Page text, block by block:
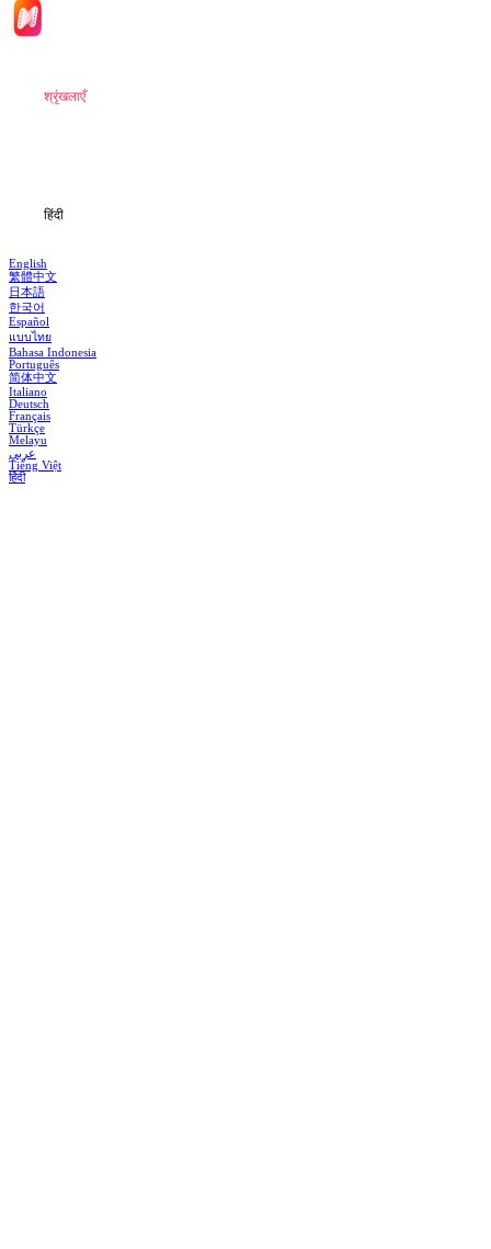
श्रृंखलाएँ
हिंदी
English
繁體中文
日本語
한국어
Español
แบบไทย
Bahasa Indonesia
Português
简体中文
Italiano
Deutsch
Français
Türkçe
Melayu
عربي
Tiếng Việt
हिंदी